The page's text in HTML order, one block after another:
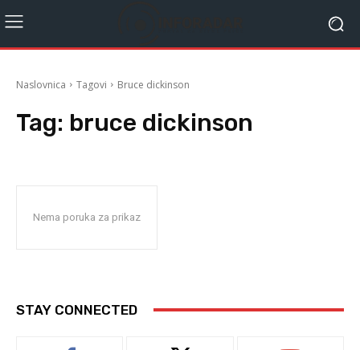
Naslovnica Tagovi Bruce dickinson
Tag: bruce dickinson
Nema poruka za prikaz
STAY CONNECTED